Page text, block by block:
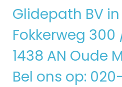
Glidepath BV
Fokkerweg 300
1438 AN Oude
Bel ons op: